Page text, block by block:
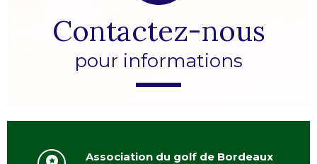
Contactez-nous
pour informations
Association du golf de Bordeaux